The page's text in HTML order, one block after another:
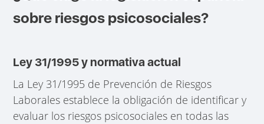
sobre riesgos psicosociales?
Ley 31/1995 y normativa actual
La Ley 31/1995 de Prevención de Riesgos
Laborales establece la obligación de identificar y
evaluar los riesgos psicosociales en todas las